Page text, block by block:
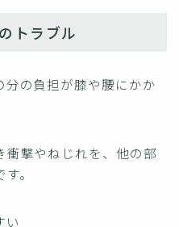
トラブル
の負担が膝や腰にかか
撃やねじれを、他の部
。
い